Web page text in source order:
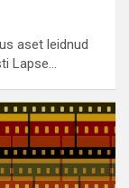
aset leidnud
Lapse…